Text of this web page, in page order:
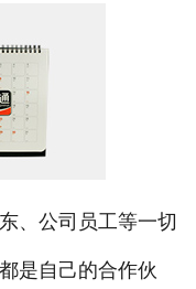
新闻资讯
成功案例
礼品知识
客户留言
人才招聘
、公司员工等一切
是自己的合作伙